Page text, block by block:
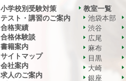
小学校別受験対策
テスト・講習のご案内
合格実績
合格体験談
書籍案内
サイトマップ
会社案内
求人のご案内
教室一覧
池袋本部
渋谷
広尾
麻布
目黒
大崎
銀座